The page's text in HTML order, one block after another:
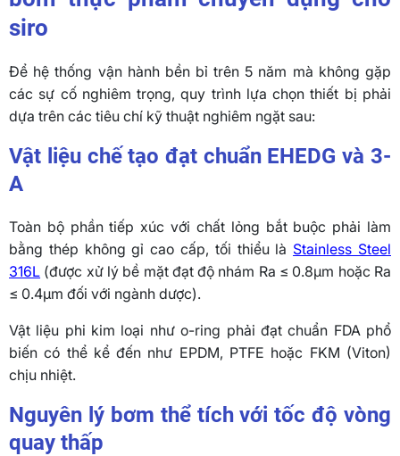
siro
Để hệ thống vận hành bền bỉ trên 5 năm mà không gặp
các sự cố nghiêm trọng, quy trình lựa chọn thiết bị phải
dựa trên các tiêu chí kỹ thuật nghiêm ngặt sau:
Vật liệu chế tạo đạt chuẩn EHEDG và 3-
A
Toàn bộ phần tiếp xúc với chất lỏng bắt buộc phải làm
bằng thép không gỉ cao cấp, tối thiểu là Stainless Steel
316L (được xử lý bề mặt đạt độ nhám Ra ≤ 0.8µm hoặc Ra
≤ 0.4µm đối với ngành dược).
Vật liệu phi kim loại như o-ring phải đạt chuẩn FDA phổ
biến có thể kể đến như EPDM, PTFE hoặc FKM (Viton)
chịu nhiệt.
Nguyên lý bơm thể tích với tốc độ vòng
quay thấp